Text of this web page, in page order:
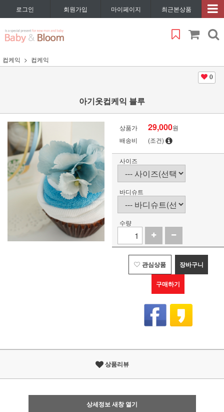
로그인 회원가입 마이페이지 최근본상품
컵케익 컵케익
0
아기옷컵케익 블루
상품가 29,000원
배송비
(조건)
사이즈
바디슈트
수량
관심상품 장바구니
구매하기
상품리뷰
상세정보 새창 열기